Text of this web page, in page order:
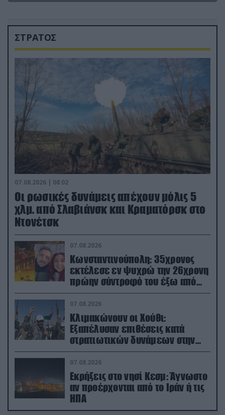
ΣΤΡΑΤΟΣ
07.08.2026 | 08:02
Οι ρωσικές δυνάμεις απέχουν μόλις 5
χλμ. από Σλαβιάνσκ και Κραματόρσκ στο
Ντονέτσκ
07.08.2026
Κωνσταντινούπολη: 35χρονος
εκτέλεσε εν ψυχρώ την 26χρονη
πρώην σύντροφό του έξω από
φαρμακείο (βίντεο)
07.08.2026
Κλιμακώνουν οι Χούθι:
Eξαπέλυσαν επιθέσεις κατά
στρατιωτικών δυνάμεων στην
Υεμένη – Πλήγματα & στη
Σαουδική Αραβία!
07.08.2026
Εκρήξεις στο νησί Κεσμ: Άγνωστο
αν προέρχονται από το Ιράν ή τις
ΗΠΑ